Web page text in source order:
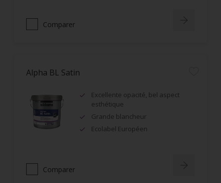
Comparer
Alpha BL Satin
Excellente opacité, bel aspect
esthétique
Grande blancheur
Ecolabel Européen
Comparer